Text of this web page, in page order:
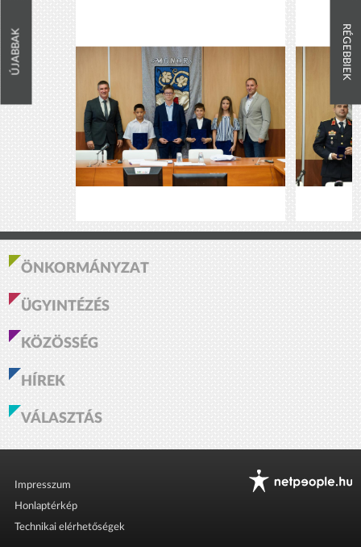
ÚJABBAK RÉGEBBIEK
ÖNKORMÁNYZAT
ÜGYINTÉZÉS
KÖZÖSSÉG
HÍREK
VÁLASZTÁS
Impresszum
Honlaptérkép
Technikai elérhetőségek